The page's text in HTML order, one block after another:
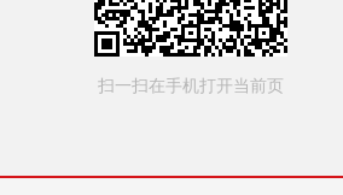
扫一扫在手机打开当前页